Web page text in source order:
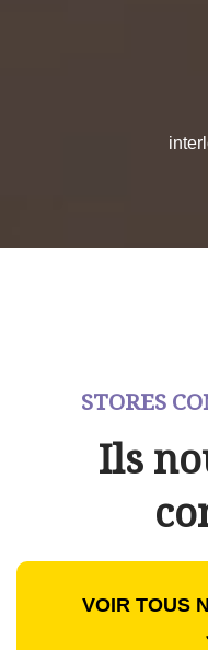
STORES
Ils
VOIR TOUS